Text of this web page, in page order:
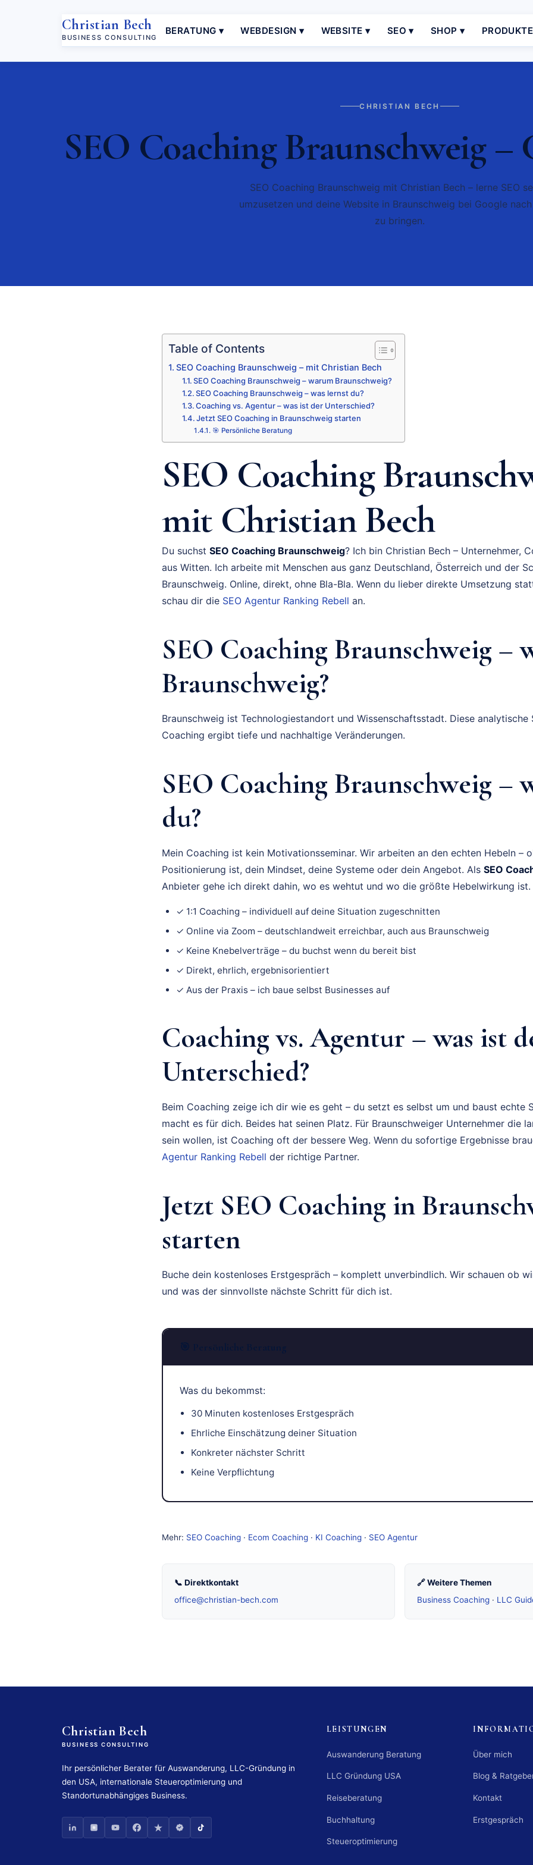
Christian Bech
BUSINESS CONSULTING
BERATUNG ▾ WEBDESIGN ▾ WEBSITE ▾ SEO ▾ SHOP ▾ PRODUKTE
CHRISTIAN BECH
SEO Coaching Braunschweig –
SEO Coaching Braunschweig mit Christian Bech – lerne SEO
umzusetzen und deine Website in Braunschweig bei Google
zu bringen.
Table of Contents
SEO Coaching Braunschweig – mit Christian Bech
SEO Coaching Braunschweig – warum Braunschweig?
SEO Coaching Braunschweig – was lernst du?
Coaching vs. Agentur – was ist der Unterschied?
Jetzt SEO Coaching in Braunschweig starten
🎯 Persönliche Beratung
SEO Coaching
mit Christian Bech
Du suchst SEO Coaching Braunschweig? Ich bin Christian Bech – Unternehmer,
aus Witten. Ich arbeite mit Menschen aus ganz Deutschland, Österreich und der
Braunschweig. Online, direkt, ohne Bla-Bla. Wenn du lieber direkte Umsetzung
schau dir die SEO Agentur Ranking Rebell an.
SEO Coaching Braunschweig –
Braunschweig?
Braunschweig ist Technologiestandort und Wissenschaftsstadt. Diese
Coaching ergibt tiefe und nachhaltige Veränderungen.
SEO Coaching Braunschweig –
du?
Mein Coaching ist kein Motivationsseminar. Wir arbeiten an den echten Hebeln –
Positionierung ist, dein Mindset, deine Systeme oder dein Angebot. Als SEO
Anbieter gehe ich direkt dahin, wo es wehtut und wo die größte Hebelwirkung ist.
✓ 1:1 Coaching – individuell auf deine Situation zugeschnitten
✓ Online via Zoom – deutschlandweit erreichbar, auch aus Braunschweig
✓ Keine Knebelverträge – du buchst wenn du bereit bist
✓ Direkt, ehrlich, ergebnisorientiert
✓ Aus der Praxis – ich baue selbst Businesses auf
Coaching vs. Agentur – was ist
Unterschied?
Beim Coaching zeige ich dir wie es geht – du setzt es selbst um und baust echte
macht es für dich. Beides hat seinen Platz. Für Braunschweiger Unternehmer die
sein wollen, ist Coaching oft der bessere Weg. Wenn du sofortige Ergebnisse
Agentur Ranking Rebell der richtige Partner.
Jetzt SEO Coaching in
starten
Buche dein kostenloses Erstgespräch – komplett unverbindlich. Wir schauen ob
und was der sinnvollste nächste Schritt für dich ist.
Was du bekommst:
30 Minuten kostenloses Erstgespräch
Ehrliche Einschätzung deiner Situation
Konkreter nächster Schritt
Keine Verpflichtung
Mehr: SEO Coaching · Ecom Coaching · KI Coaching · SEO Agentur
📞 Direktkontakt
office@christian-bech.com
🔗 Weitere Themen
Business Coaching · LLC
Christian Bech
BUSINESS CONSULTING
Ihr persönlicher Berater für Auswanderung, LLC-Gründung in
den USA, internationale Steueroptimierung und
Standortunabhängiges Business.
LEISTUNGEN
Auswanderung Beratung
LLC Gründung USA
Reiseberatung
Buchhaltung
Steueroptimierung
Über mich
Blog &
Kontakt
Erstgespräch